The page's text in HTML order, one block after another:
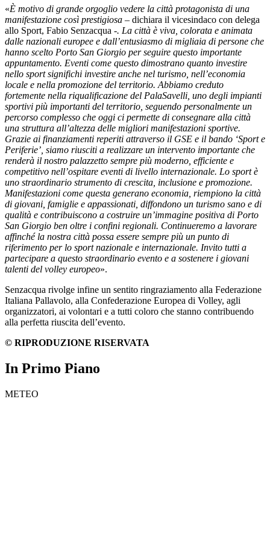
«È motivo di grande orgoglio vedere la città protagonista di una
manifestazione così prestigiosa – dichiara il vicesindaco con delega
allo Sport, Fabio Senzacqua -. La città è viva, colorata e animata
dalle nazionali europee e dall’entusiasmo di migliaia di persone che
hanno scelto Porto San Giorgio per seguire questo importante
appuntamento. Eventi come questo dimostrano quanto investire
nello sport significhi investire anche nel turismo, nell’economia
locale e nella promozione del territorio. Abbiamo creduto
fortemente nella riqualificazione del PalaSavelli, uno degli impianti
sportivi più importanti del territorio, seguendo personalmente un
percorso complesso che oggi ci permette di consegnare alla città
una struttura all’altezza delle migliori manifestazioni sportive.
Grazie ai finanziamenti reperiti attraverso il GSE e il bando ‘Sport e
Periferie’, siamo riusciti a realizzare un intervento importante che
renderà il nostro palazzetto sempre più moderno, efficiente e
competitivo nell’ospitare eventi di livello internazionale. Lo sport è
uno straordinario strumento di crescita, inclusione e promozione.
Manifestazioni come questa generano economia, riempiono la città
di giovani, famiglie e appassionati, diffondono un turismo sano e di
qualità e contribuiscono a costruire un’immagine positiva di Porto
San Giorgio ben oltre i confini regionali. Continueremo a lavorare
affinché la nostra città possa essere sempre più un punto di
riferimento per lo sport nazionale e internazionale. Invito tutti a
partecipare a questo straordinario evento e a sostenere i giovani
talenti del volley europeo».
Senzacqua rivolge infine un sentito ringraziamento alla Federazione
Italiana Pallavolo, alla Confederazione Europea di Volley, agli
organizzatori, ai volontari e a tutti coloro che stanno contribuendo
alla perfetta riuscita dell’evento.
© RIPRODUZIONE RISERVATA
In Primo Piano
METEO